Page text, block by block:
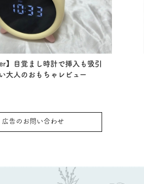
】目覚まし時計で挿入も吸引
大人のおもちゃレビュー
広告のお問い合わせ